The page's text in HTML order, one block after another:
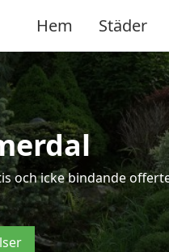
Hem Städer
och icke bindande